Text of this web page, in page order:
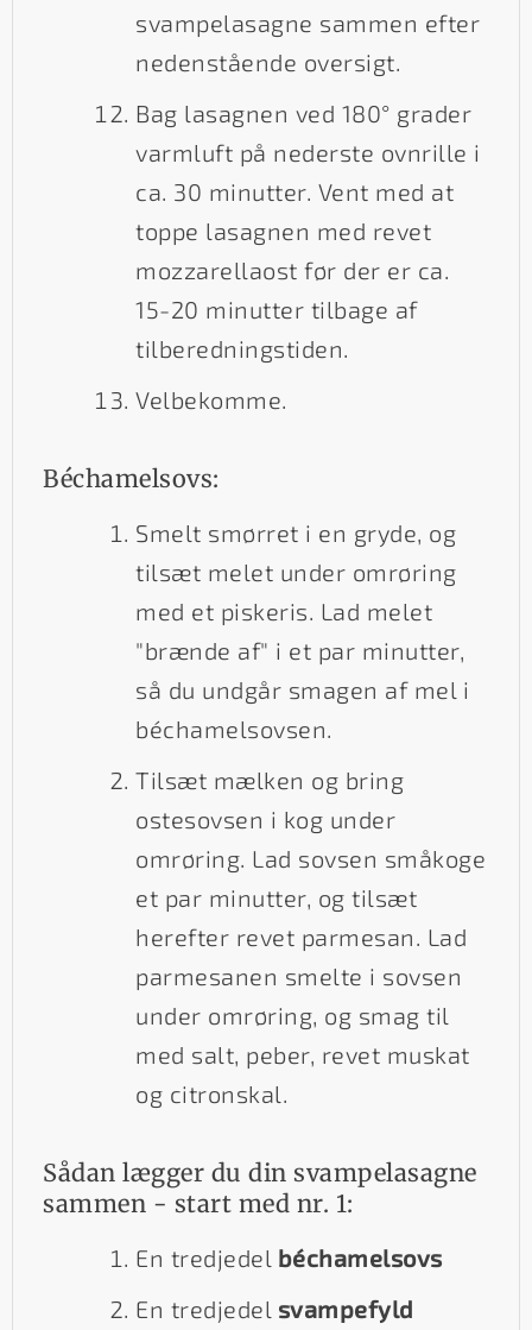
svampelasagne sammen efter
nedenstående oversigt.
Bag lasagnen ved 180° grader
varmluft på nederste ovnrille i
ca. 30 minutter. Vent med at
toppe lasagnen med revet
mozzarellaost før der er ca.
15-20 minutter tilbage af
tilberedningstiden.
Velbekomme.
Béchamelsovs:
Smelt smørret i en gryde, og
tilsæt melet under omrøring
med et piskeris. Lad melet
"brænde af" i et par minutter,
så du undgår smagen af mel i
béchamelsovsen.
Tilsæt mælken og bring
ostesovsen i kog under
omrøring. Lad sovsen småkoge
et par minutter, og tilsæt
herefter revet parmesan. Lad
parmesanen smelte i sovsen
under omrøring, og smag til
med salt, peber, revet muskat
og citronskal.
Sådan lægger du din svampelasagne
sammen - start med nr. 1:
En tredjedel béchamelsovs
En tredjedel svampefyld